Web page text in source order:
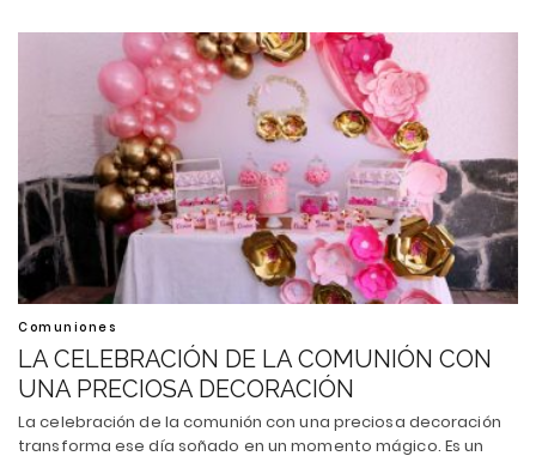
Comuniones
LA CELEBRACIÓN DE LA COMUNIÓN CON
UNA PRECIOSA DECORACIÓN
La celebración de la comunión con una preciosa decoración
transforma ese día soñado en un momento mágico. Es un